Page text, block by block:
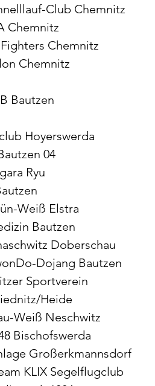
Club Chemnitz
Chemnitz
Chemnitz
Chemnitz
Bautzen
Hoyerswerda
04
Ryu
Weiß Elstra
Bautzen
Doberschau
Dojang Bautzen
Sportverein
Heide
Weiß Neschwitz
Bischofswerda
Großerkmannsdorf
KLIX Segelflugclub